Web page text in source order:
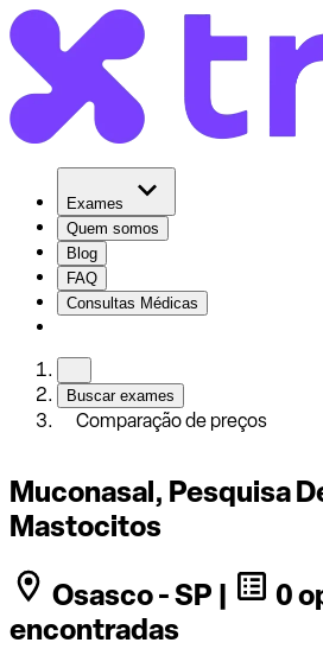
Exames
Quem somos
Blog
FAQ
Consultas Médicas
Buscar exames
Comparação de preços
Muconasal, Pesquisa
Mastocitos
Osasco - SP |
0
encontradas